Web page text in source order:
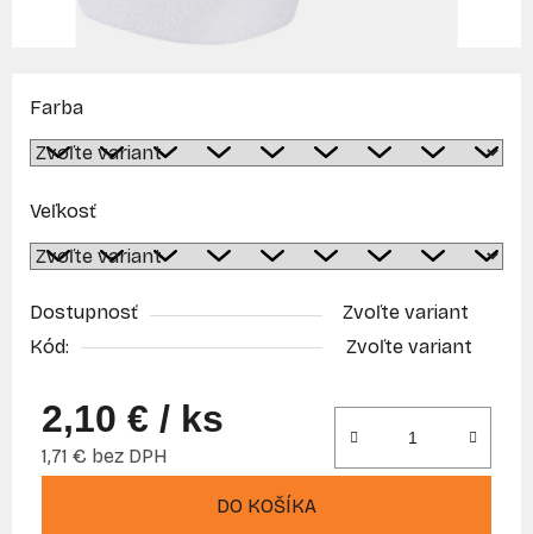
Farba
Veľkosť
Dostupnosť
Zvoľte variant
Kód:
Zvoľte variant
2,10 € / ks
1,71 € bez DPH
DO KOŠÍKA